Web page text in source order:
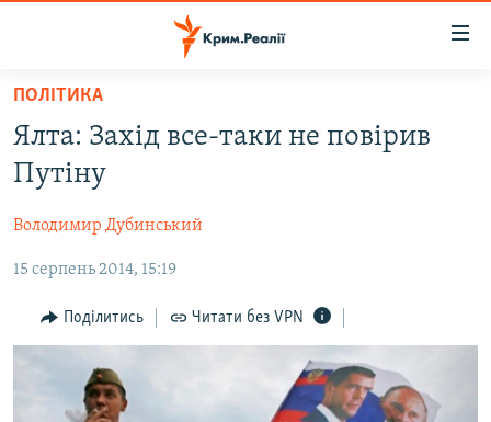
Перейти
основного
матеріалу
Перейти
до
навігації
Перейти
ВІДЕО ТА ФОТО
ПОЛІТИКА
БЛОГИ
ПОГЛЯД
ВСЕ ЗА ДЕНЬ
ПОЛІТИКА
Ялта: Захід все-таки не повірив
Путіну
Володимир Дубинський
15 серпень 2014, 15:19
Поділитись Читати без VPN